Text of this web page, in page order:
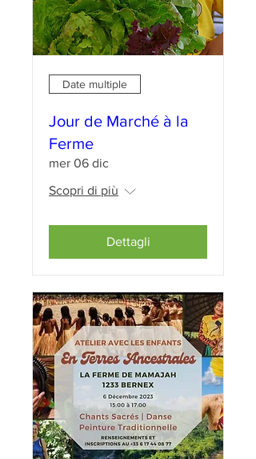
Date multiple
Jour de Marché à la
Ferme
mer 06 dic
Scopri di più
Dettagli